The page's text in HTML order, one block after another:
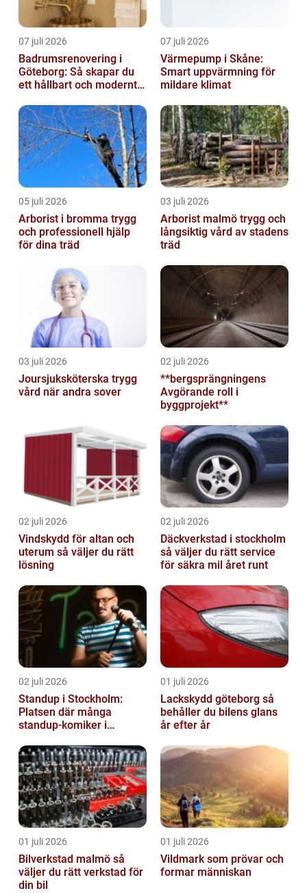
07 juli 2026
Badrumsrenovering i
Göteborg: Så skapar du
ett hållbart och modernt
07 juli 2026
Värmepump i Skåne:
Smart uppvärmning för
mildare klimat
05 juli 2026
Arborist i bromma trygg
och professionell hjälp
för dina träd
03 juli 2026
Arborist malmö trygg och
långsiktig vård av stadens
träd
03 juli 2026
Joursjuksköterska trygg
vård när andra sover
02 juli 2026
**bergsprängningens
Avgörande roll i
byggprojekt**
02 juli 2026
Vindskydd för altan och
uterum så väljer du rätt
lösning
02 juli 2026
Däckverkstad i stockholm
så väljer du rätt service
för säkra mil året runt
02 juli 2026
Standup i Stockholm:
Platsen där många
standup-komiker i
01 juli 2026
Lackskydd göteborg så
behåller du bilens glans
år efter år
01 juli 2026
Bilverkstad malmö så
väljer du rätt verkstad för
din bil
01 juli 2026
Vildmark som prövar och
formar människan